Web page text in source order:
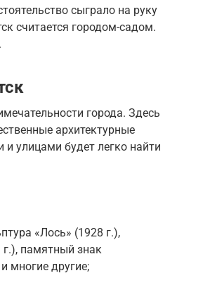
сыграло на руку
считается городом-садом.
города. Здесь
архитектурные
улицами будет легко найти
«Лось» (1928 г.),
памятный знак
многие другие;